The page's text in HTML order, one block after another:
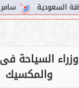
شقير: اتفاقيات السعودية وروسيا الـ30 تمهد
السياحة
والمكسيك